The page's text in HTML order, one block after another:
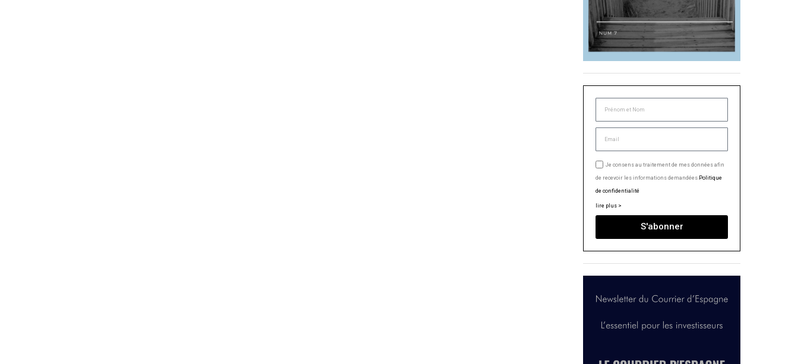
Je consens au traitement de mes données afin
de recevoir les informations demandées. Politique
de confidentialité
lire plus >
S'abonner